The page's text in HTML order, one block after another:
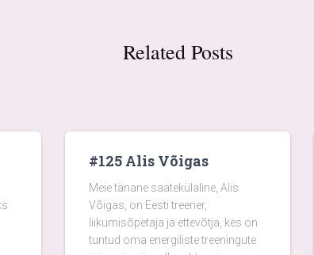
Related Posts
#125 Alis Võigas
Meie tänane saatekülaline, Alis
Võigas, on Eesti treener,
liikumisõpetaja ja ettevõtja, kes on
tuntud oma energiliste treeningute